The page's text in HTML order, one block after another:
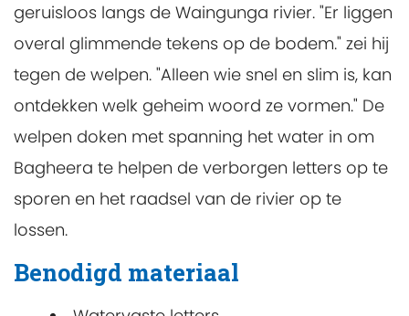
geruisloos langs de Waingunga rivier. "Er liggen
overal glimmende tekens op de bodem." zei hij
tegen de welpen. "Alleen wie snel en slim is, kan
ontdekken welk geheim woord ze vormen." De
welpen doken met spanning het water in om
Bagheera te helpen de verborgen letters op te
sporen en het raadsel van de rivier op te
lossen.
Benodigd materiaal